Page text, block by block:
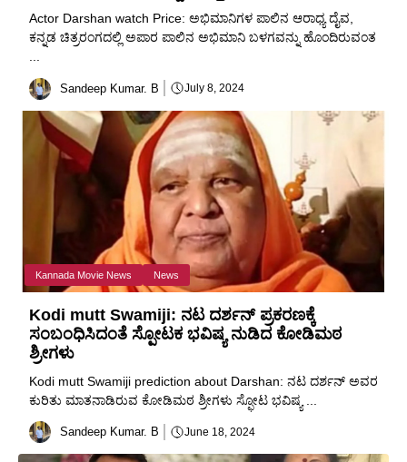
Actor Darshan watch Price: ಅಭಿಮಾನಿಗಳ ಪಾಲಿನ ಆರಾಧ್ಯ ದೈವ,
ಕನ್ನಡ ಚಿತ್ರರಂಗದಲ್ಲಿ ಅಪಾರ ಪಾಲಿನ ಅಭಿಮಾನಿ ಬಳಗವನ್ನು ಹೊಂದಿರುವಂತ
Sandeep Kumar. B July 8, 2024
Kannada Movie News News
Kodi mutt Swamiji: ನಟ ದರ್ಶನ್ ಪ್ರಕರಣಕ್ಕೆ
ಸಂಬಂಧಿಸಿದಂತೆ ಸ್ಪೋಟಕ ಭವಿಷ್ಯ ನುಡಿದ ಕೋಡಿಮಠ
ಶ್ರೀಗಳು
Kodi mutt Swamiji prediction about Darshan: ನಟ ದರ್ಶನ್ ಅವರ
ಕುರಿತು ಮಾತನಾಡಿರುವ ಕೋಡಿಮಠ ಶ್ರೀಗಳು ಸ್ಫೋಟ ಭವಿಷ್ಯ ...
Sandeep Kumar. B June 18, 2024